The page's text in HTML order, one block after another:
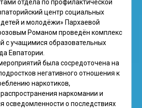
отдела по профилактической
центр социальных
и молодёжи» Пархаевой
Романом проведён комплекс
с учащимися образовательных
Евпатории.
была сосредоточена на
негативного отношения к
наркотиков,
наркомании и
осведомленности о последствиях